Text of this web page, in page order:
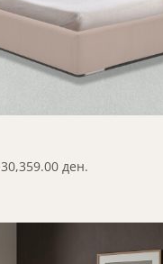
30,359.00 ден.